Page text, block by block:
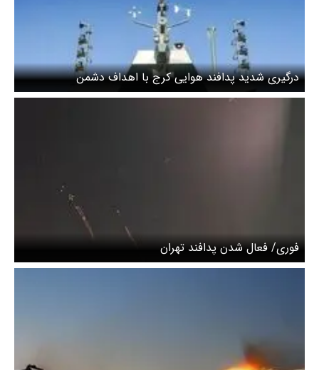
درگیری شدید پدافند هوایی کرج با اهداف دشمن
فوری/ فعال شدن پدافند تهران